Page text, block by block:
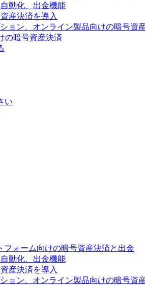
動化、出金機能
産決済を導入
ョン、オンライン製品向けの暗号資
の暗号資産決済
い
ォーム向けの暗号資産決済と出金
動化、出金機能
産決済を導入
ョン、オンライン製品向けの暗号資